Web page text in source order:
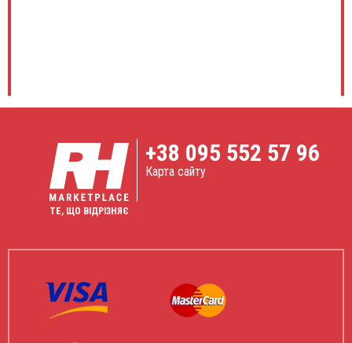
ТЕ, ЩО ВІДРІЗНЯЄ
+38 095 552 57 96
Карта сайту